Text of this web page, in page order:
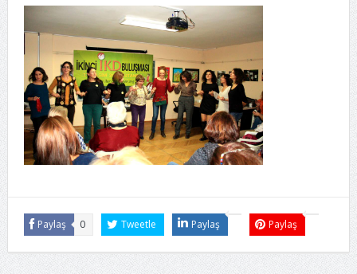
Paylaş 0 Tweetle Paylaş Paylaş